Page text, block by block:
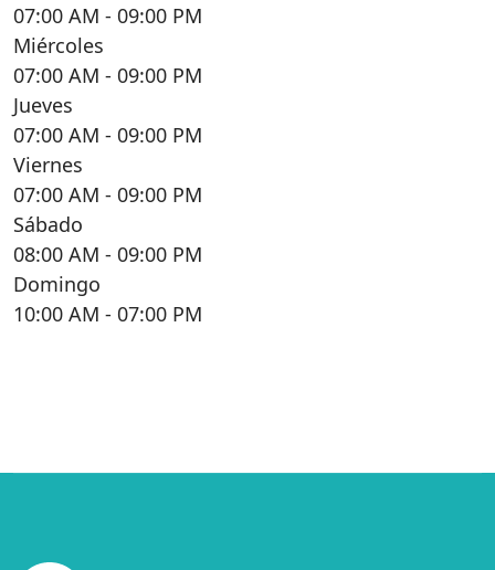
07:00 AM - 09:00 PM
Miércoles
07:00 AM - 09:00 PM
Jueves
07:00 AM - 09:00 PM
Viernes
07:00 AM - 09:00 PM
Sábado
08:00 AM - 09:00 PM
Domingo
10:00 AM - 07:00 PM